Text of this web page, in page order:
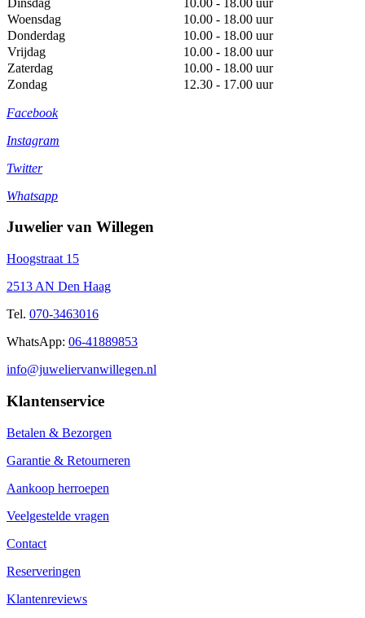
Woensdag
10.00 - 18.00 uur
Donderdag
10.00 - 18.00 uur
Vrijdag
10.00 - 18.00 uur
Zaterdag
10.00 - 18.00 uur
Zondag
12.30 - 17.00 uur
Facebook
Instagram
Twitter
Whatsapp
Juwelier van Willegen
Hoogstraat 15
2513 AN Den Haag
Tel. 070-3463016
WhatsApp: 06-41889853
info@juweliervanwillegen.nl
Klantenservice
Betalen & Bezorgen
Garantie & Retourneren
Aankoop herroepen
Veelgestelde vragen
Contact
Reserveringen
Klantenreviews